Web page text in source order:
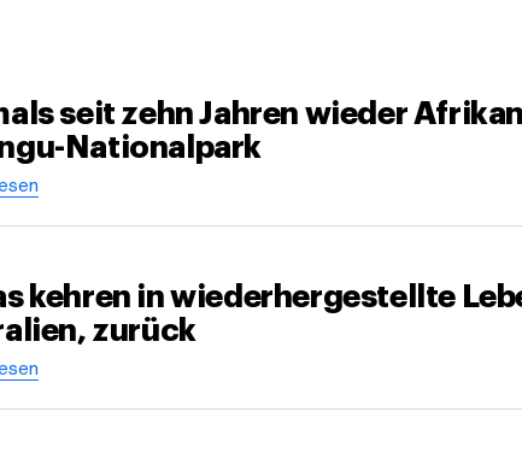
seit zehn Jahren wieder
Nationalpark
kehren in wiederhergestellte
zurück